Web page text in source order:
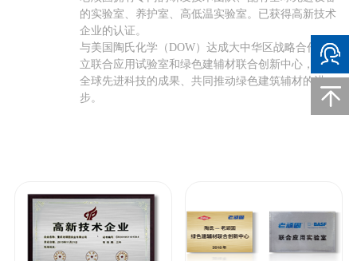
的实验室、养护室、高低温实验室。已获得高新技术
企业的认证。
与美国陶氏化学（DOW）达成大中华区战略合作，建
立联合应用试验室和绿色建辅材联合创新中心，同享
全球先进科技的成果、共同推动绿色建筑辅材的进
步。